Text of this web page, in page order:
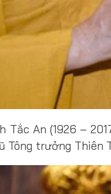
Tắc An (1926 –
trưởng Thiên